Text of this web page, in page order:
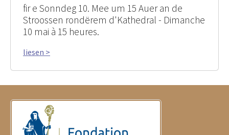
fir e Sonndeg 10. Mee um 15 Auer an de
Stroossen rondërem d'Kathedral - Dimanche
10 mai à 15 heures.
liesen >